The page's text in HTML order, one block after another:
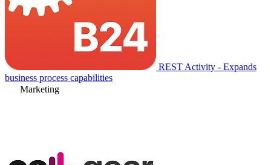
REST Activity - Expands
business process capabilities
Marketing